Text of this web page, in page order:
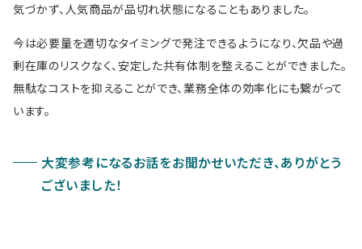
気づかず、人気商品が品切れ状態になることもありました。
今は必要量を適切なタイミングで発注できるようになり、欠品や過
剰在庫のリスクなく、安定した共有体制を整えることができました。
無駄なコストを抑えることができ、業務全体の効率化にも繋がって
います。
大変参考になるお話をお聞かせいただき、ありがとう
ございました！